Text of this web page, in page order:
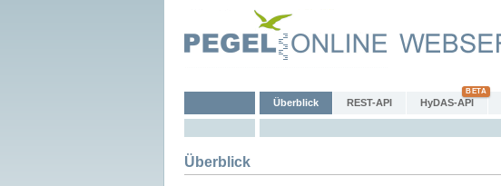
Überblick REST-API HyDAS-API
Überblick